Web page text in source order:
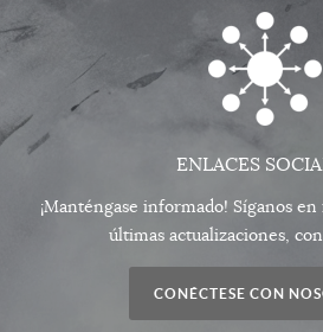
ENLACES
¡Manténgase informado! Síganos en
últimas actualizaciones,
CONÉCTESE CON